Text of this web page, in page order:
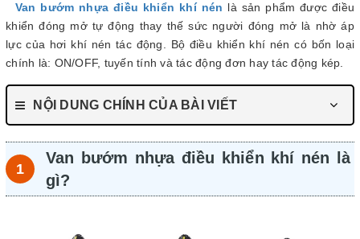
Van bướm nhựa điều khiển khí nén là sản phẩm được điều
khiển đóng mở tự động thay thế sức người đóng mở là nhờ áp
lực của hơi khí nén tác động. Bộ điều khiển khí nén có bốn loại
chính là: ON/OFF, tuyến tính và tác động đơn hay tác động kép.
NỘI DUNG CHÍNH CỦA BÀI VIẾT
Van bướm nhựa điều khiển khí nén là
gì?